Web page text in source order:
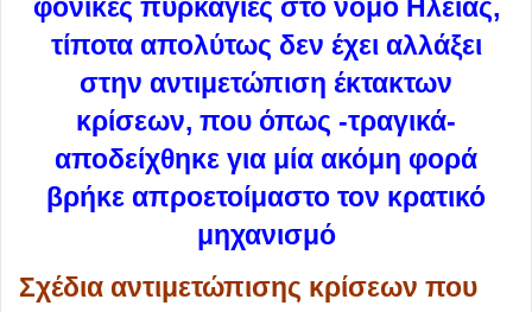
φονικές πυρκαγιές στο νομό Ηλείας,
τίποτα απολύτως δεν έχει αλλάξει
στην αντιμετώπιση έκτακτων
κρίσεων, που όπως -τραγικά-
αποδείχθηκε για μία ακόμη φορά
βρήκε απροετοίμαστο τον κρατικό
μηχανισμό
Σχέδια αντιμετώπισης κρίσεων που